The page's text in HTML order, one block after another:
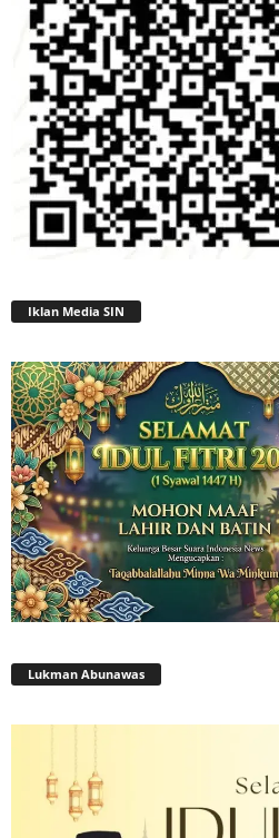
Iklan Media SIN
Lukman Abunawas